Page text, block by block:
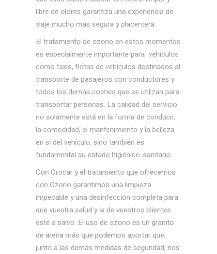
libre de olores garantiza una experiencia de
viaje mucho más segura y placentera.
El tratamiento de ozono en estos momentos
es especialmente importante para vehículos
como taxis, flotas de vehículos destinados al
transporte de pasajeros con conductores y
todos los demás coches que se utilizan para
transportar personas. La calidad del servicio
no solamente está en la forma de conducir,
la comodidad, el mantenimiento y la belleza
en si del vehículo, sino también es
fundamental su estado higiénico-sanitario.
Con Orocar y el tratamiento que ofrecemos
con Ozono garantimos una limpieza
impecable y una desinfección completa para
que vuestra salud y la de vuestros clientes
esté a salvo. El uso de ozono es un granito
de arena más que podemos aportar que,
junto a las demás medidas de seguridad, nos